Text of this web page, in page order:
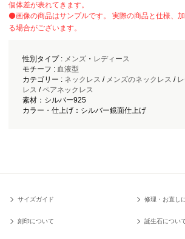
個体差が表れてきます。
⚫️画像の商品はサンプルです。 実際の商品と仕様、
る場合がございます。
性別タイプ : メンズ・ レディース
モチーフ : 血液型
カテゴリー : ネックレス / メンズのネックレス /
レス /ペアネックレス
素材：シルバー925
カラー・仕上げ：シルバー鏡面仕上げ
サイズガイド 修理・お直し
刻印について 誕生石につい